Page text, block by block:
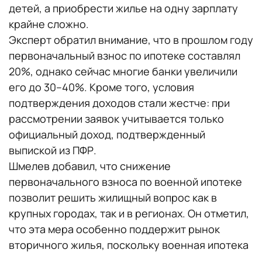
детей, а приобрести жилье на одну зарплату
крайне сложно.
Эксперт обратил внимание, что в прошлом году
первоначальный взнос по ипотеке составлял
20%, однако сейчас многие банки увеличили
его до 30–40%. Кроме того, условия
подтверждения доходов стали жестче: при
рассмотрении заявок учитывается только
официальный доход, подтвержденный
выпиской из ПФР.
Шмелев добавил, что снижение
первоначального взноса по военной ипотеке
позволит решить жилищный вопрос как в
крупных городах, так и в регионах. Он отметил,
что эта мера особенно поддержит рынок
вторичного жилья, поскольку военная ипотека